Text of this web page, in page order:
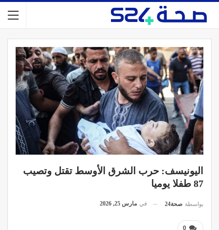
اليونيسف: حرب الشرق الأوسط تقتل وتصيب
87 طفلا يوميا
بواسطة صحة24 في مارس 25, 2026
0